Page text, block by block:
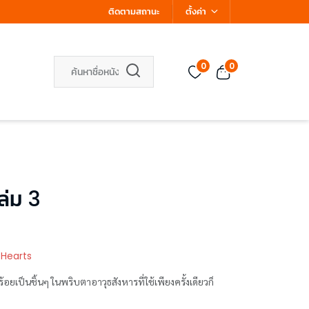
ติดตามสถานะ ตั้งค่า
0 0
ม 3
Hearts
เป็นชิ้นๆ ในพริบตาอาวุธสังหารที่ใช้เพียงครั้งเดียวก็